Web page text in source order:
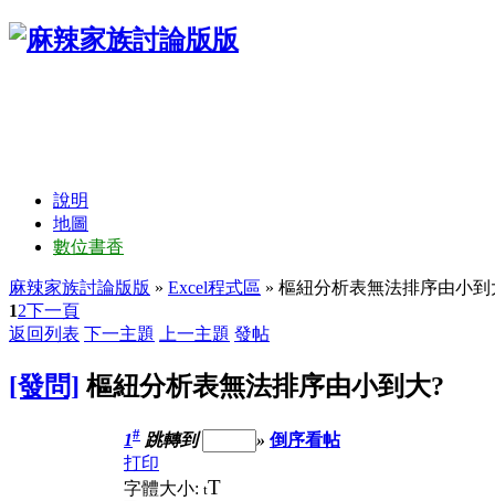
說明
地圖
數位書香
麻辣家族討論版版 » Excel程式區 » 樞紐分析表無法排序由小到
12下一頁
返回列表 下一主題 上一主題 發帖
[發問] 樞紐分析表無法排序由小到大?
1# 跳轉到 » 倒序看帖
打印
字體大小: tT